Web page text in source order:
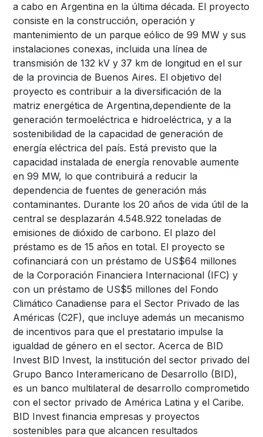
a cabo en Argentina en la última década. El proyecto
consiste en la construcción, operación y
mantenimiento de un parque eólico de 99 MW y sus
instalaciones conexas, incluida una línea de
transmisión de 132 kV y 37 km de longitud en el sur
de la provincia de Buenos Aires. El objetivo del
proyecto es contribuir a la diversificación de la
matriz energética de Argentina,dependiente de la
generación termoeléctrica e hidroeléctrica, y a la
sostenibilidad de la capacidad de generación de
energía eléctrica del país. Está previsto que la
capacidad instalada de energía renovable aumente
en 99 MW, lo que contribuirá a reducir la
dependencia de fuentes de generación más
contaminantes. Durante los 20 años de vida útil de la
central se desplazarán 4.548.922 toneladas de
emisiones de dióxido de carbono. El plazo del
préstamo es de 15 años en total. El proyecto se
cofinanciará con un préstamo de US$64 millones
de la Corporación Financiera Internacional (IFC) y
con un préstamo de US$5 millones del Fondo
Climático Canadiense para el Sector Privado de las
Américas (C2F), que incluye además un mecanismo
de incentivos para que el prestatario impulse la
igualdad de género en el sector. Acerca de BID
Invest BID Invest, la institución del sector privado del
Grupo Banco Interamericano de Desarrollo (BID),
es un banco multilateral de desarrollo comprometido
con el sector privado de América Latina y el Caribe.
BID Invest financia empresas y proyectos
sostenibles para que alcancen resultados